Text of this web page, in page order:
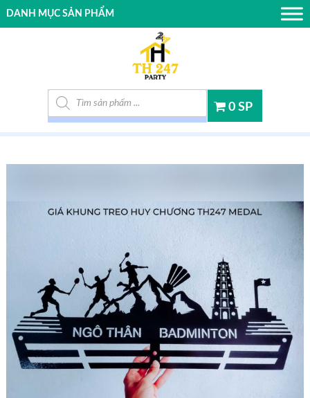
Tìm kiếm sản phẩm
0 SP
DANH MỤC SẢN PHẨM